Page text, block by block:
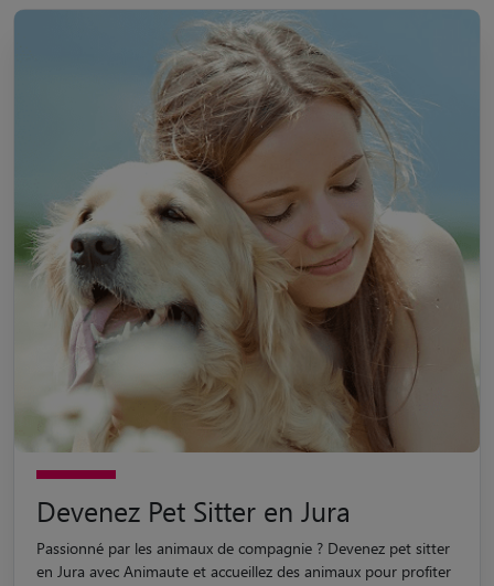
Devenez Pet Sitter en Jura
Passionné par les animaux de compagnie ? Devenez pet sitter
en Jura avec Animaute et accueillez des animaux pour profiter